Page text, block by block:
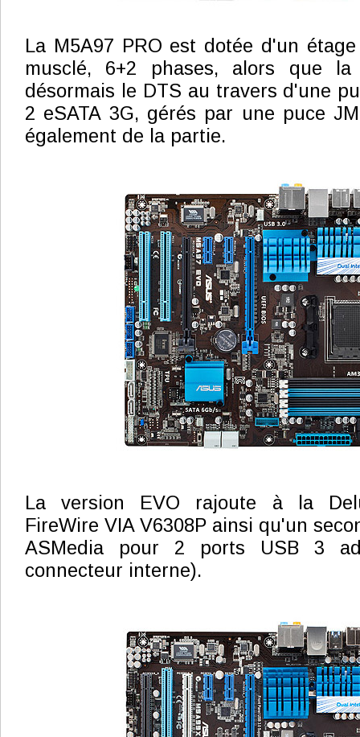
La M5A97 PRO est dotée d'un
musclé, 6+2 phases, alors que
désormais le DTS au travers d'une
2 eSATA 3G, gérés par une puce
également de la partie.
La version EVO rajoute à la
FireWire VIA V6308P ainsi qu'un
ASMedia pour 2 ports USB 3
connecteur interne).